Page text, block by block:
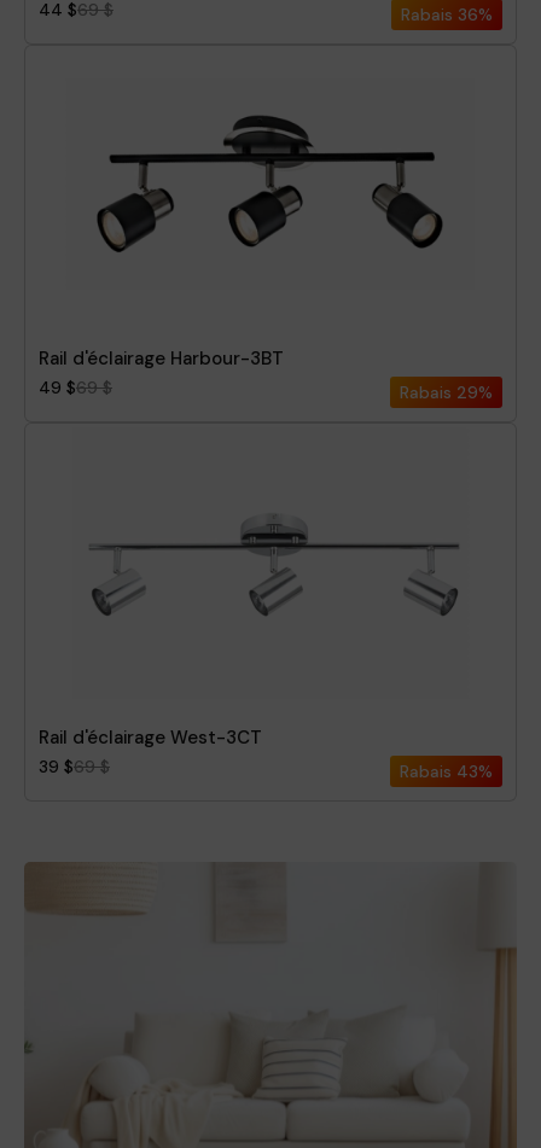
44 $69 $ Rabais 36%
Rail d'éclairage Harbour-3BT
49 $69 $ Rabais 29%
Rail d'éclairage West-3CT
39 $69 $ Rabais 43%